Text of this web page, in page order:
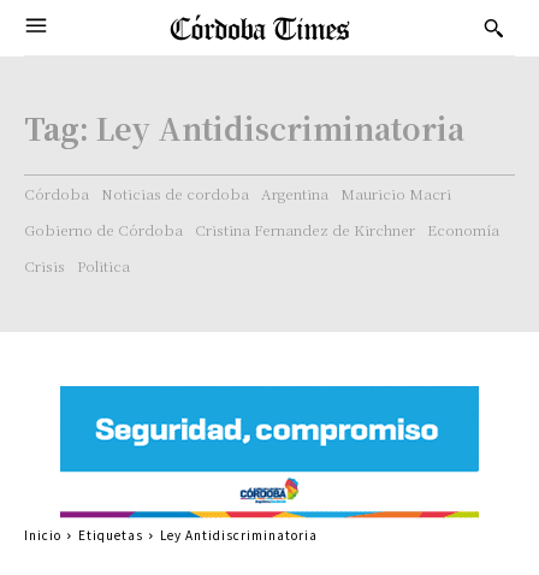
Tag: Ley Antidiscriminatoria
Córdoba Noticias de cordoba Argentina
Mauricio Macri
Gobierno de Córdoba
Cristina Fernandez de Kirchner
Economía
Crisis
Politica
Inicio Etiquetas Ley Antidiscriminatoria